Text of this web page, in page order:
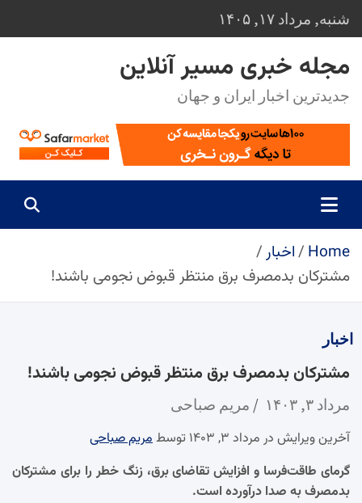
Skip
to
content
شنبه, مرداد ۱۷, ۱۴۰۵
مجله خبری مسیر آنلاین
جدیدترین اخبار ایران و جهان
Home
اخبار
مشترکان بدمصرف برق منتظر قبوض نجومی باشند!
اخبار
مشترکان بدمصرف برق منتظر قبوض نجومی باشند!
مرداد ۳, ۱۴۰۳ مریم صباحی
آخرین ویرایش در مرداد ۳, ۱۴۰۳ توسط
مریم صباحی
گرمای طاقت‌فرسا و افزایش تقاضای برق، زنگ خطر را برای مشترکان
بدمصرف به صدا درآورده است.